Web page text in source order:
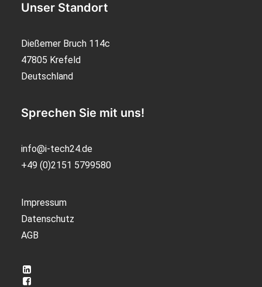
Unser Standort
Dießemer Bruch 114c
47805 Krefeld
Deutschland
Sprechen Sie mit uns!
info@i-tech24.de
+49 (0)2151 5799580
Impressum
Datenschutz
AGB